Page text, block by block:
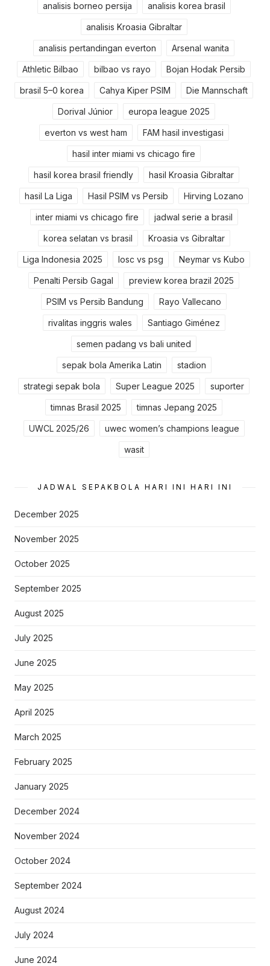
analisis borneo persija analisis korea brasil
analisis Kroasia Gibraltar
analisis pertandingan everton Arsenal wanita
Athletic Bilbao bilbao vs rayo Bojan Hodak Persib
brasil 5–0 korea Cahya Kiper PSIM Die Mannschaft
Dorival Júnior europa league 2025
everton vs west ham FAM hasil investigasi
hasil inter miami vs chicago fire
hasil korea brasil friendly hasil Kroasia Gibraltar
hasil La Liga Hasil PSIM vs Persib Hirving Lozano
inter miami vs chicago fire jadwal serie a brasil
korea selatan vs brasil Kroasia vs Gibraltar
Liga Indonesia 2025 losc vs psg Neymar vs Kubo
Penalti Persib Gagal preview korea brazil 2025
PSIM vs Persib Bandung Rayo Vallecano
rivalitas inggris wales Santiago Giménez
semen padang vs bali united
sepak bola Amerika Latin stadion
strategi sepak bola Super League 2025 suporter
timnas Brasil 2025 timnas Jepang 2025
UWCL 2025/26 uwec women’s champions league
wasit
JADWAL SEPAKBOLA HARI INI HARI INI
December 2025
November 2025
October 2025
September 2025
August 2025
July 2025
June 2025
May 2025
April 2025
March 2025
February 2025
January 2025
December 2024
November 2024
October 2024
September 2024
August 2024
July 2024
June 2024